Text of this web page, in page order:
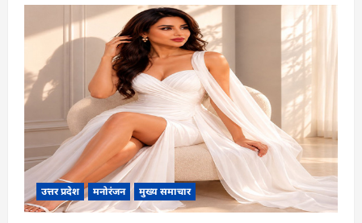
उत्तर प्रदेश मनोरंजन मुख्य समाचार